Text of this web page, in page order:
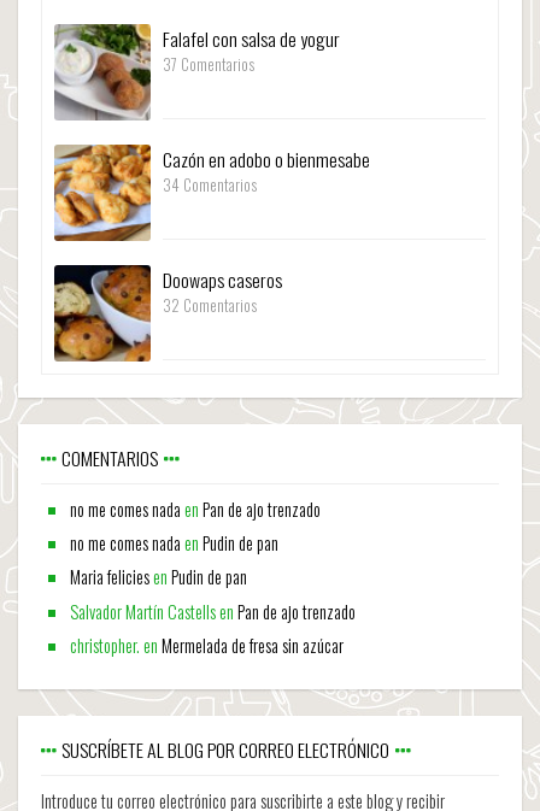
Falafel con salsa de yogur
37 Comentarios
Cazón en adobo o bienmesabe
34 Comentarios
Doowaps caseros
32 Comentarios
COMENTARIOS
no me comes nadaenPan de ajo trenzado
no me comes nadaenPudin de pan
Maria feliciesenPudin de pan
Salvador Martín CastellsenPan de ajo trenzado
christopher.enMermelada de fresa sin azúcar
SUSCRÍBETE AL BLOG POR CORREO ELECTRÓNICO
Introduce tu correo electrónico para suscribirte a este blog y recibir